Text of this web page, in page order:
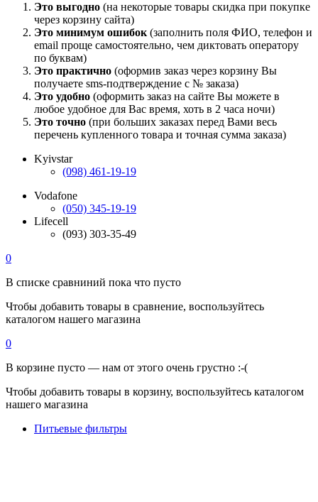
Это выгодно (на некоторые товары скидка при покупке
через корзину сайта)
Это минимум ошибок (заполнить поля ФИО, телефон и
email проще самостоятельно, чем диктовать оператору
по буквам)
Это практично (оформив заказ через корзину Вы
получаете sms-подтверждение с № заказа)
Это удобно (оформить заказ на сайте Вы можете в
любое удобное для Вас время, хоть в 2 часа ночи)
Это точно (при больших заказах перед Вами весь
перечень купленного товара и точная сумма заказа)
Kyivstar
(098) 461-19-19
Vodafone
(050) 345-19-19
Lifecell
(093) 303-35-49
0
В списке сравниний пока что пусто
Чтобы добавить товары в сравнение, воспользуйтесь
каталогом нашего магазина
0
В корзине пусто — нам от этого очень грустно :-(
Чтобы добавить товары в корзину, воспользуйтесь каталогом
нашего магазина
Питьевые фильтры